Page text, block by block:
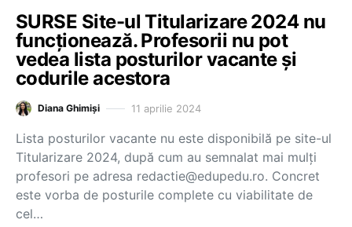
SURSE Site-ul Titularizare 2024 nu
funcționează. Profesorii nu pot
vedea lista posturilor vacante și
codurile acestora
Diana Ghimiși 11 aprilie 2024
Lista posturilor vacante nu este disponibilă pe site-ul
Titularizare 2024, după cum au semnalat mai mulți
profesori pe adresa redactie@edupedu.ro. Concret
este vorba de posturile complete cu viabilitate de
cel…